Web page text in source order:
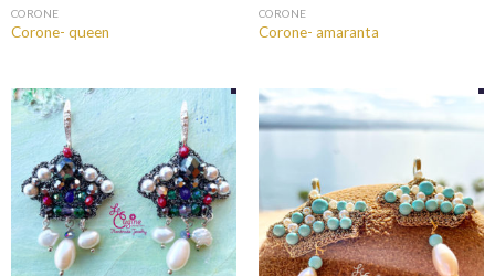
CORONE
Corone- queen
CORONE
Corone- amaranta